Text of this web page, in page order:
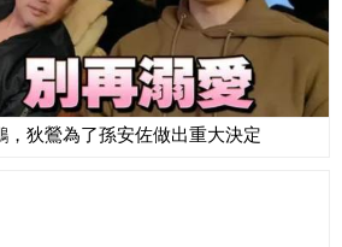
，狄鶯為了孫安佐做出重大決定